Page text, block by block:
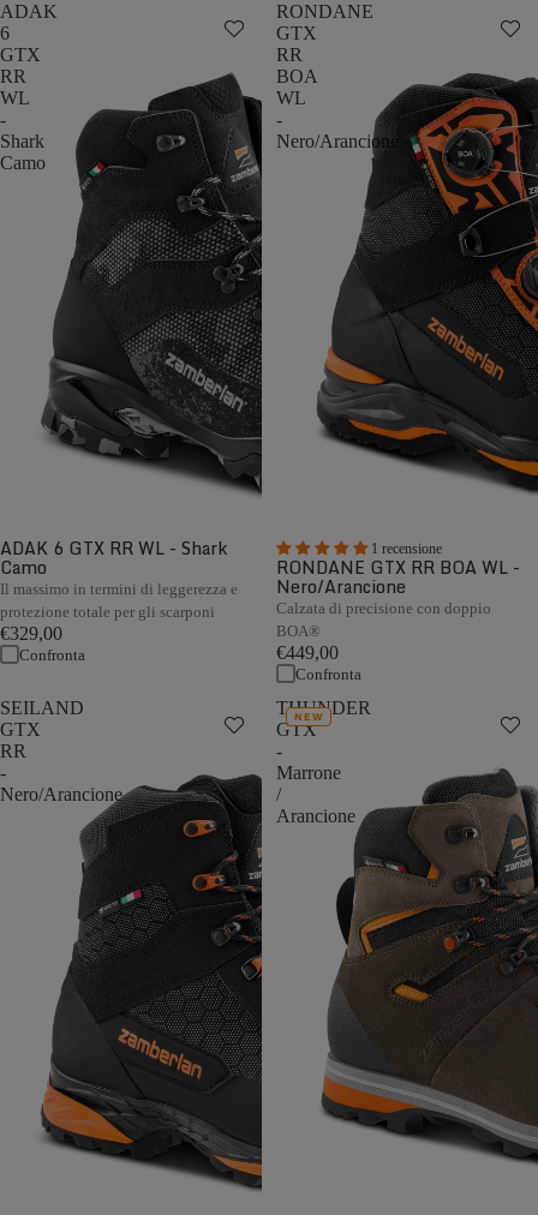
ADAK
6
GTX
RR
WL
-
Shark
Camo
ADAK 6 GTX RR WL - Shark
Camo
Il massimo in termini di leggerezza e
protezione totale per gli scarponi
€329,00
Confronta
RONDANE
GTX
RR
BOA
WL
-
Nero/Arancione
1 recensione
RONDANE GTX RR BOA WL -
Nero/Arancione
Calzata di precisione con doppio
BOA®
€449,00
Confronta
SEILAND
GTX
RR
-
Nero/Arancione
THUNDER
GTX
-
Marrone
/
Arancione
NEW